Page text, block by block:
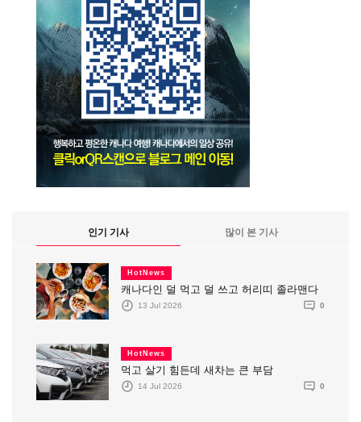
인기 기사 많이 본 기사
HotNews
캐나다인 덜 먹고 덜 쓰고 허리띠 졸라맨다
13 Jul 2026 0
HotNews
먹고 살기 힘든데 새차는 큰 부담
14 Jul 2026 0